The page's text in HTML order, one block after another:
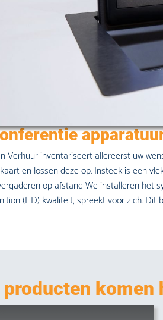
Verhuur inventariseert allereerst uw
en lossen deze op. Insteek is een
op afstand We installeren het
(HD) kwaliteit, spreekt voor zich.
producten